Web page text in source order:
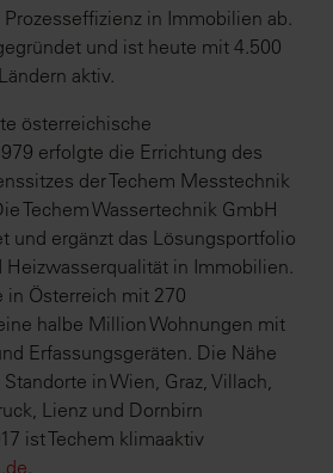
in Immobilien ab.
und ist heute mit 4.500
aktiv.
österreichische
erfolgte die Errichtung des
der Techem Messtechnik
Techem Wassertechnik GmbH
und ergänzt das Lösungsportfolio
Heizwasserqualität in Immobilien.
in Österreich mit 270
halbe Million Wohnungen mit
Erfassungsgeräten. Die Nähe
in Wien, Graz, Villach,
Lienz und Dornbirn
ist Techem klimaaktiv